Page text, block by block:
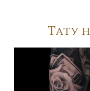
Тату